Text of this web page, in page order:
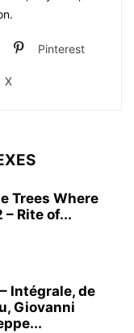
Pinterest
X
Trees Where
– Rite of...
Intégrale, de
Giovanni